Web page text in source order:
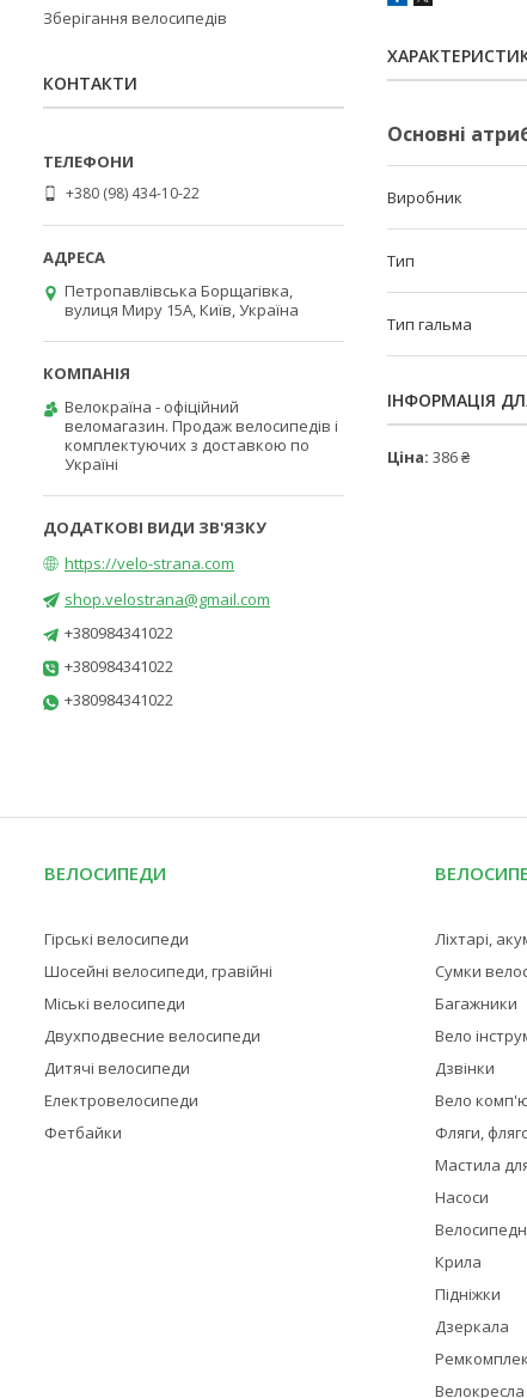
Основні
Виробник
Тип
Тип гальма
ІНФОРМАЦІЯ
Ціна: 386 ₴
Зберігання велосипедів
КОНТАКТИ
+380 (98) 434-10-22
Петропавлівська Борщагівка,
вулиця Миру 15А, Київ, Україна
Велокраїна - офіційний
веломагазин. Продаж велосипедів і
комплектуючих з доставкою по
Україні
https://velo-strana.com
shop.velostrana@gmail.com
+380984341022
+380984341022
+380984341022
ВЕЛОСИПЕДИ
Гірські велосипеди
Шосейні велосипеди, гравійні
Міські велосипеди
Двухподвесние велосипеди
Дитячі велосипеди
Електровелосипеди
Фетбайки
Ліхтарі,
Сумки
Багажники
Вело
Дзвінки
Вело
Фляги,
Мастила
Насоси
Крила
Підніжки
Дзеркала
Велокресла